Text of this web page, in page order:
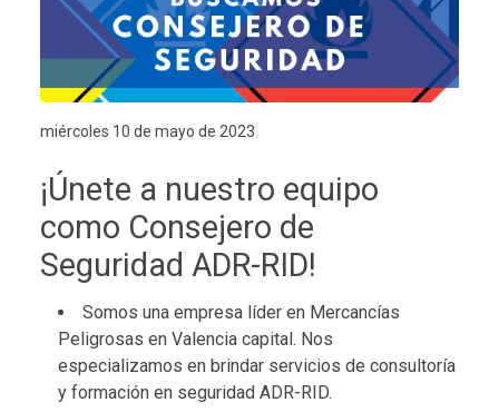
miércoles 10 de mayo de 2023
¡Únete a nuestro equipo
como Consejero de
Seguridad ADR-RID!
Somos una empresa líder en Mercancías
Peligrosas en Valencia capital. Nos
especializamos en brindar servicios de consultoría
y formación en seguridad ADR-RID.